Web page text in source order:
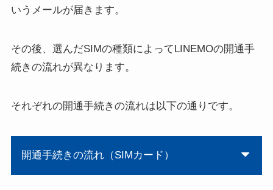
いうメールが届きます。
その後、選んだSIMの種類によってLINEMOの開通手
続きの流れが異なります。
それぞれの開通手続きの流れは以下の通りです。
開通手続きの流れ（SIMカード）